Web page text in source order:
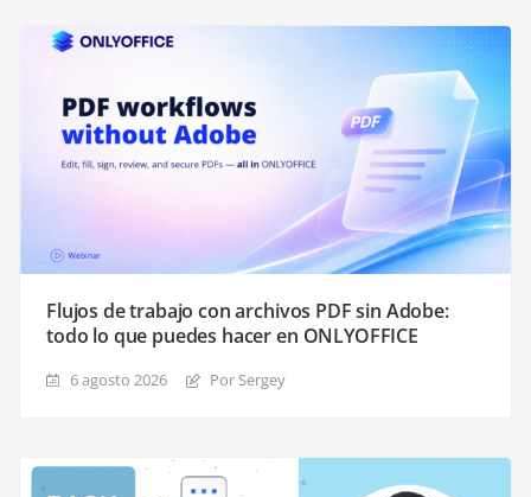
Flujos de trabajo con archivos PDF sin Adobe:
todo lo que puedes hacer en ONLYOFFICE
6 agosto 2026 Por Sergey